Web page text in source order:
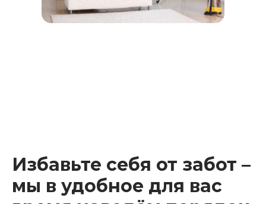
Избавьте себя от забот –
мы в удобное для вас